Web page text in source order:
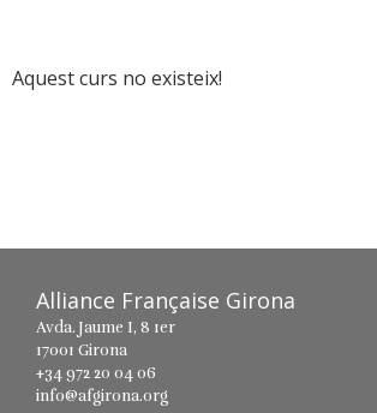
Aquest curs no existeix!
Alliance Française Girona
Avda. Jaume I, 8 1er
17001 Girona
+34 972 20 04 06
info@afgirona.org